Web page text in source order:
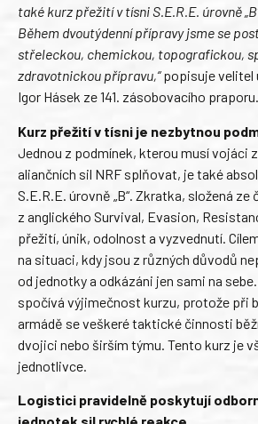
také kurz přežití v tísni S.E.R.E. úrovně
Během dvoutýdenní přípravy jsme se
střeleckou, chemickou, topografickou,
zdravotnickou přípravu,“popisuje velitel
Igor Hásek ze 141. zásobovacího praporu.
Kurz přežití v tísni je nezbytnou
Jednou z podmínek, kterou musí vojáci
aliančních sil NRF splňovat, je také
S.E.R.E. úrovně „B“. Zkratka, složená
z anglického Survival, Evasion,
přežití, únik, odolnost a vyzvednutí.
na situaci, kdy jsou z různých důvodů
od jednotky a odkázáni jen sami na
spočívá výjimečnost kurzu, protože při
armádě se veškeré taktické činnosti
dvojici nebo širším týmu. Tento kurz je
jednotlivce.
Logistici pravidelně poskytují